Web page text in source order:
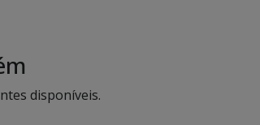
disponíveis.